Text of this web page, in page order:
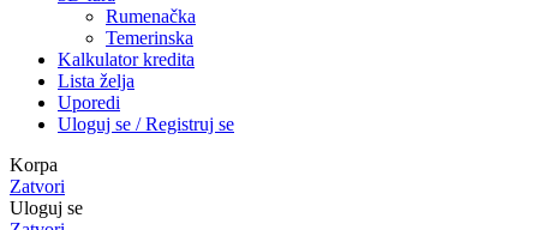
Rumenačka
Temerinska
Kalkulator kredita
Lista želja
Uporedi
Uloguj se / Registruj se
Korpa
Zatvori
Uloguj se